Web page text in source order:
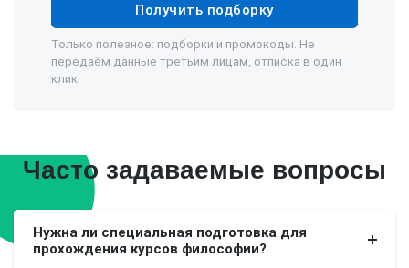
Получить подборку
Только полезное: подборки и промокоды. Не
передаём данные третьим лицам, отписка в один
клик.
Часто задаваемые вопросы
Нужна ли специальная подготовка для
прохождения курсов философии?